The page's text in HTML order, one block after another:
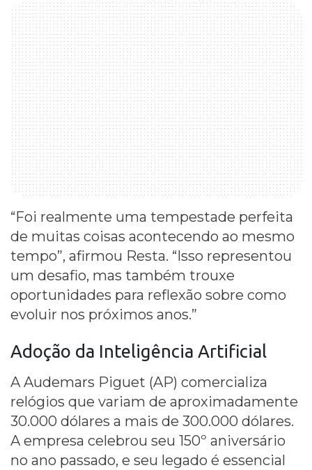
“Foi realmente uma tempestade perfeita
de muitas coisas acontecendo ao mesmo
tempo”, afirmou Resta. “Isso representou
um desafio, mas também trouxe
oportunidades para reflexão sobre como
evoluir nos próximos anos.”
Adoção da Inteligência Artificial
A Audemars Piguet (AP) comercializa
relógios que variam de aproximadamente
30.000 dólares a mais de 300.000 dólares.
A empresa celebrou seu 150º aniversário
no ano passado, e seu legado é essencial